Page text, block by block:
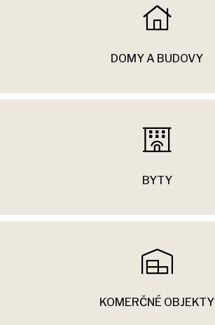
DOMY A BUDOVY
BYTY
KOMERČNÉ OBJEKTY